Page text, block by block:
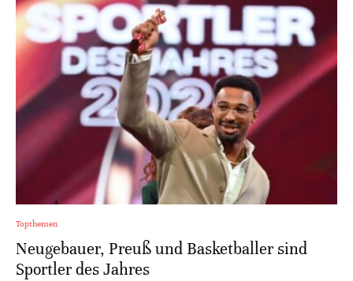
Topthemen
Neugebauer, Preuß und Basketballer sind
Sportler des Jahres